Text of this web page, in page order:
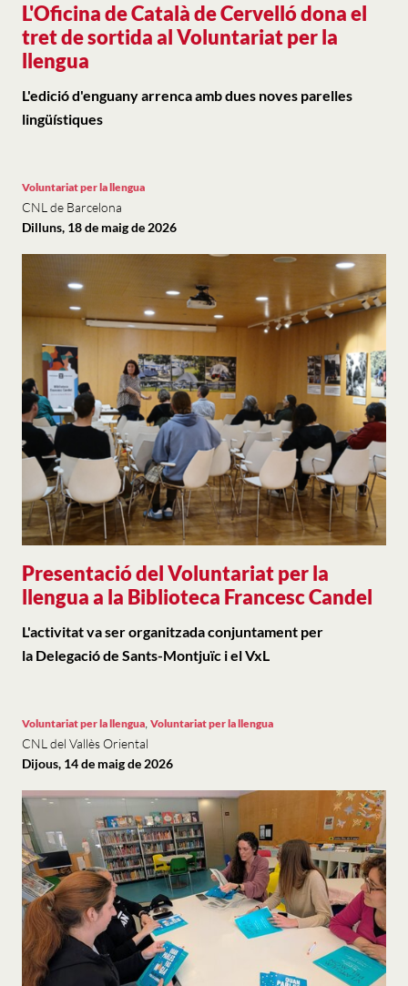
L'Oficina de Català de Cervelló dona el
tret de sortida al Voluntariat per la
llengua
L'edició d'enguany arrenca amb dues noves parelles
lingüístiques
Presentació del Voluntariat per la
llengua a la Biblioteca Francesc Candel
Voluntariat per la llengua
CNL de Barcelona
Dilluns, 18 de maig de 2026
L'activitat va ser organitzada conjuntament per
la Delegació de Sants-Montjuïc i el VxL
Voluntariat per la llengua, Voluntariat per la llengua
CNL del Vallès Oriental
Dijous, 14 de maig de 2026